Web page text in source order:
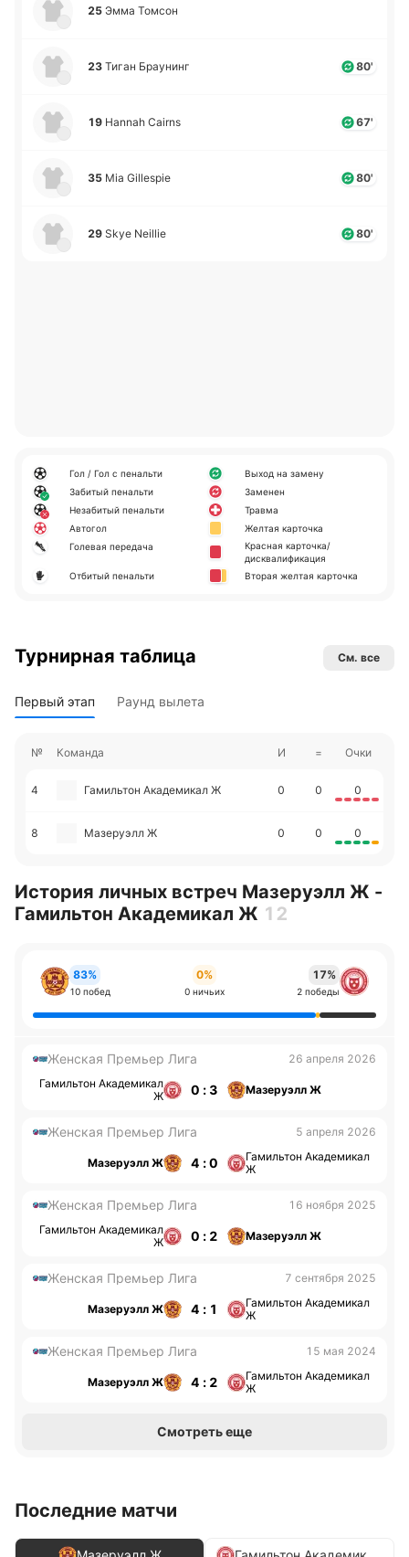
25 Эмма Томсон
23 Тиган Брау­нинг 80'
19 Hannah Cairns 67'
35 Mia Gillespie 80'
29 Skye Neillie 80'
Гол / Гол с пенальти
Забитый пенальти
Незабитый пенальти
Автогол
Голевая передача
Отбитый пенальти
Выход на замену
Заменен
Травма
Желтая карточка
Красная карточка/
дисквалификация
Вторая желтая карточка
Турнирная таблица См. все
Первый этап Раунд вылета
№ Команда И = Очки
4 Гамильтон Академикал Ж 0 0 0
8 Мазеруэлл Ж 0 0 0
История личных встреч Мазеруэлл Ж -
Гамильтон Академикал Ж 12
83%
10 побед
0%
0 ничьих
17%
2 победы
Женская Премьер Лига
26 апреля 2026
Гамильтон Академикал
Ж
0 : 3 Мазеруэлл Ж
Женская Премьер Лига 5 апреля 2026
Мазеруэлл Ж 4 : 0
Гамильтон Академикал
Ж
Женская Премьер Лига
16 ноября 2025
Гамильтон Академикал
Ж
0 : 2 Мазеруэлл Ж
Женская Премьер Лига 7 сентября 2025
Мазеруэлл Ж 4 : 1
Гамильтон Академикал
Ж
Женская Премьер Лига 15 мая 2024
Мазеруэлл Ж 4 : 2
Гамильтон Академикал
Ж
Смотреть еще
Последние матчи